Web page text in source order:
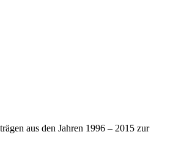
aus den Jahren 1996 – 2015 zur